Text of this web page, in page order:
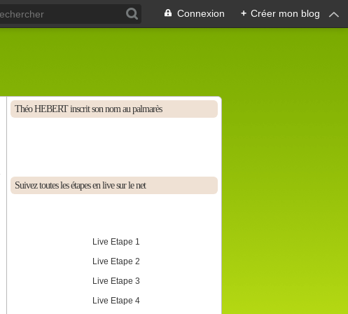
Connexion + Créer mon blog
Théo HEBERT inscrit son nom au palmarès
Suivez toutes les étapes en live sur le net
Live Etape 1
Live Etape 2
Live Etape 3
Live Etape 4